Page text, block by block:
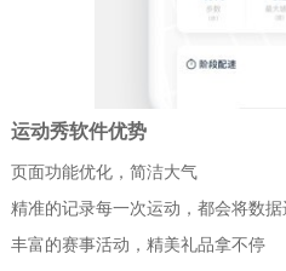
运动秀软件优势
页面功能优化，简洁大气
精准的记录每一次运动，都会将数
丰富的赛事活动，精美礼品拿不停